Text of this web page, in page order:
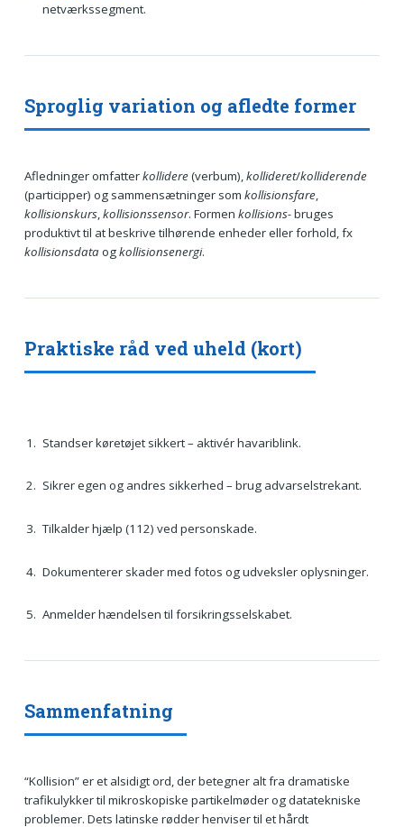
netværkssegment.
Sproglig variation og afledte former
Afledninger omfatterkollidere(verbum),kollideret/kolliderende
(participper) og sammensætninger som kollisionsfare,
kollisionskurs,kollisionssensor. Formen kollisions-bruges
produktivt til at beskrive tilhørende enheder eller forhold, fx
kollisionsdataogkollisionsenergi.
Praktiske råd ved uheld (kort)
Standser køretøjet sikkert – aktivér havariblink.
Sikrer egen og andres sikkerhed – brug advarselstrekant.
Tilkalder hjælp (112) ved personskade.
Dokumenterer skader med fotos og udveksler oplysninger.
Anmelder hændelsen til forsikringsselskabet.
Sammenfatning
“Kollision” er et alsidigt ord, der betegner alt fra dramatiske
trafikulykker til mikroskopiske partikelmøder og datatekniske
problemer. Dets latinske rødder henviser til et hårdt